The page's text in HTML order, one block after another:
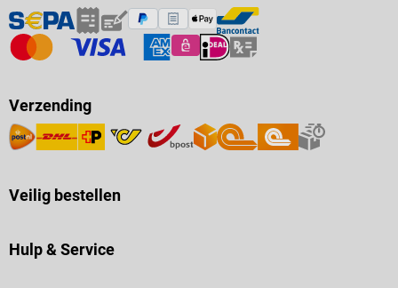
Verzending
Veilig bestellen
Hulp & Service